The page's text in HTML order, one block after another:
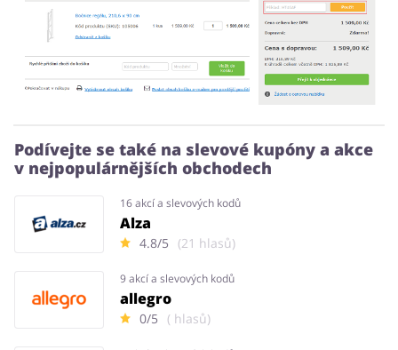
Podívejte se také na slevové kupóny a akce
v nejpopulárnějších obchodech
16 akcí a slevových kodů
Alza
4.8/5 (21 hlasů)
9 akcí a slevových kodů
allegro
0/5 ( hlasů)